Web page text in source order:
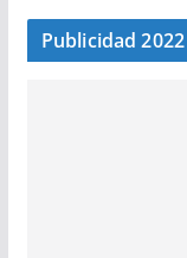
Publicidad 2022